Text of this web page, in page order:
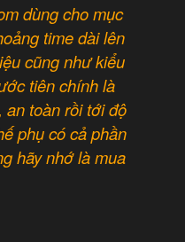
dùng cho mục
time dài lên
cũng như kiểu
tiên chính là
an toàn rồi tới độ
phụ có cả phần
hãy nhớ là mua